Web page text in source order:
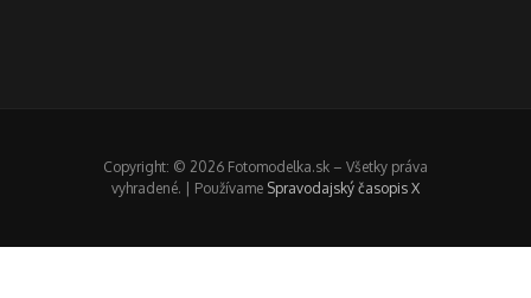
Copyright: © 2026 Fotomodelka.sk – Všetky práva
vyhradené. | Používame Spravodajský časopis X